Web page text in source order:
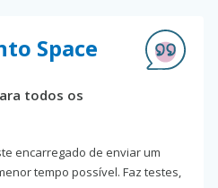
Space
todos os
encarregado de enviar um
tempo possível. Faz testes,